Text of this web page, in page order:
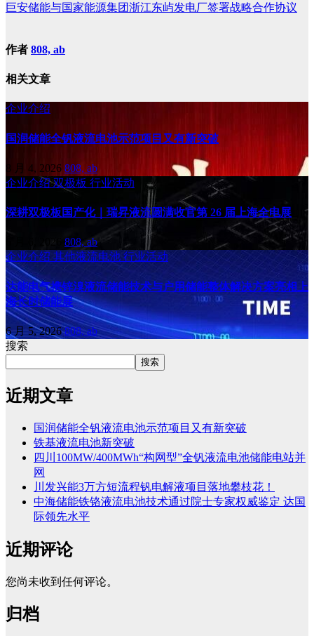
巨安储能与国家能源集团浙江东屿发电厂签署战略合作协议
作者 808, ab
相关文章
企业介绍
国润储能全钒液流电池示范项目又有新突破
8 月 4, 2026 808, ab
企业介绍双极板 行业活动
深耕双极板国产化｜瑞昇液流圆满收官第 26 届上海全电展
6 月 6, 2026 808, ab
企业介绍 其他液流电池 行业活动
达能电气携锌溴液流储能技术与户用储能整体解决方案亮相上
海长时储能展
6 月 5, 2026808, ab
搜索
搜索
近期文章
国润储能全钒液流电池示范项目又有新突破
铁基液流电池新突破
四川100MW/400MWh“构网型”全钒液流电池储能电站并
网
川发兴能3万方短流程钒电解液项目落地攀枝花！
中海储能铁铬液流电池技术通过院士专家权威鉴定 达国
际领先水平
近期评论
您尚未收到任何评论。
归档